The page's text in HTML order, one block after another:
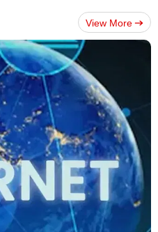
View More